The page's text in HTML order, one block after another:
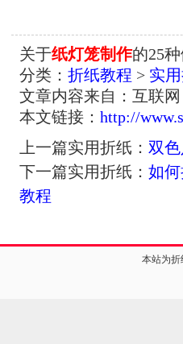
关于纸灯笼制作的25
分类： 折纸教程 > 实
文章内容来自：互联
本文链接： http://
上一篇实用折纸： 双
下一篇实用折纸： 如
教程
本站为折